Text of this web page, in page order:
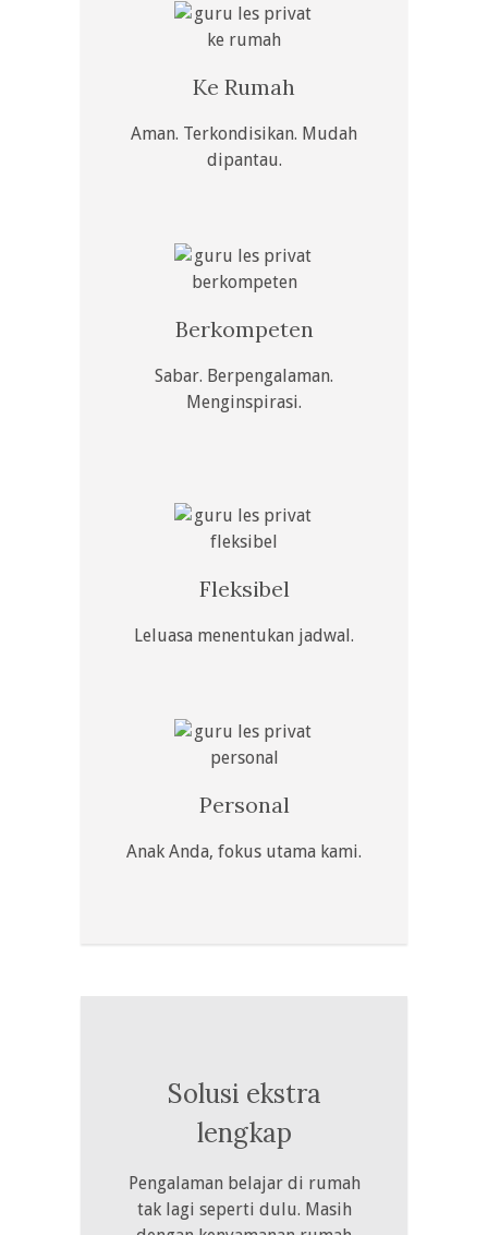
Ke Rumah
Aman. Terkondisikan. Mudah
dipantau.
Berkompeten
Sabar. Berpengalaman.
Menginspirasi.
Fleksibel
Leluasa menentukan jadwal.
Personal
Anak Anda, fokus utama kami.
Solusi ekstra
lengkap
Pengalaman belajar di rumah
tak lagi seperti dulu. Masih